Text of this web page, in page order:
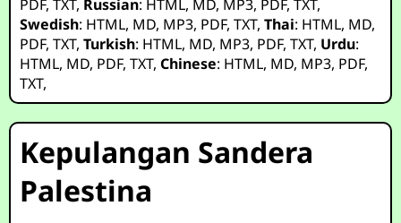
PDF,TXT, Russian: HTML, MD, MP3, PDF,TXT,
Swedish: HTML, MD, MP3, PDF,TXT,Thai: HTML, MD,
PDF,TXT,Turkish: HTML, MD, MP3, PDF,TXT, Urdu:
HTML, MD, PDF,TXT,Chinese: HTML, MD, MP3, PDF,
TXT,
Kepulangan Sandera
Palestina